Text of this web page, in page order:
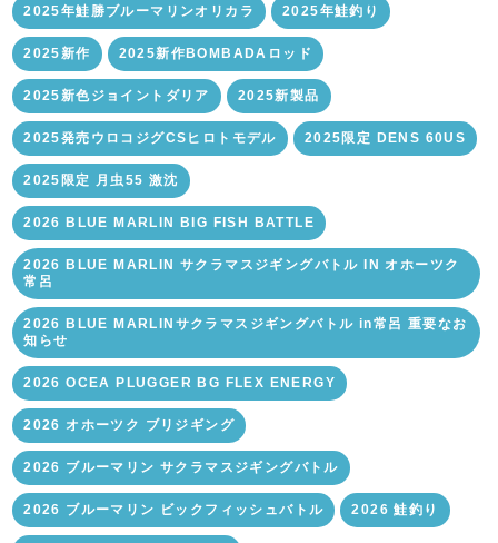
2025年鮭勝ブルーマリンオリカラ 2025年鮭釣り
2025新作 2025新作BOMBADAロッド
2025新色ジョイントダリア 2025新製品
2025発売ウロコジグCSヒロトモデル 2025限定 DENS 60US
2025限定 月虫55 激沈
2026 BLUE MARLIN BIG FISH BATTLE
2026 BLUE MARLIN サクラマスジギングバトル IN オホーツク
常呂
2026 BLUE MARLINサクラマスジギングバトル in常呂 重要なお
知らせ
2026 OCEA PLUGGER BG FLEX ENERGY
2026 オホーツク ブリジギング
2026 ブルーマリン サクラマスジギングバトル
2026 ブルーマリン ビックフィッシュバトル 2026 鮭釣り